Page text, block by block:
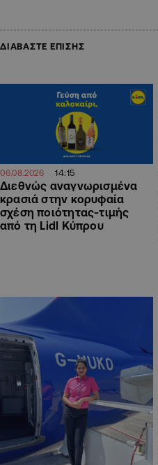
ΔΙΑΒΑΣΤΕ ΕΠΙΣΗΣ
06.08.2026 14:15
Διεθνώς αναγνωρισμένα
κρασιά στην κορυφαία
σχέση ποιότητας-τιμής
από τη Lidl Κύπρου